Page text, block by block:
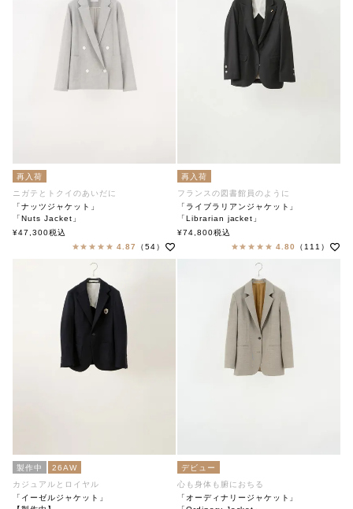
再入荷
ニガテとトクイのあいだに
「ナッツジャケット」
「Nuts Jacket」
soutiencollar（ステンカラー）
¥47,300税込
4.87
（54）
再入荷
フランスの図書館員のように
「ライブラリアンジャケット」
「Librarian jacket」
soutiencollar（ステンカラー）
¥74,800税込
4.80
（111）
製作中
26AW
カジュアルとロイヤル
「イーゼルジャケット」
デビュー
心も身体も腑におちる
「オーディナリージャケット」